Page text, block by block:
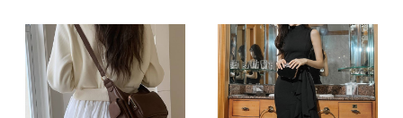
春 夏 秋 冬 春夏 秋冬 大人 子
供 ヘルメット 雨 部活 運動 メン
ズ レディース キッズ C-ASS00
01
人気アイテム 秋冬 春コーデ K-
B0209